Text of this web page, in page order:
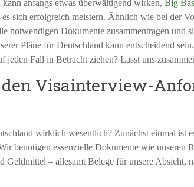
anfangs etwas überwältigend wirken, Big
sich erfolgreich meistern. Ähnlich wie bei der
notwendigen Dokumente zusammentragen und
Pläne für Deutschland kann entscheidend
jeden Fall in Betracht ziehen? Lasst uns
Visainterview-
wirklich wesentlich? Zunächst einmal ist
benötigen essenzielle Dokumente wie unseren
Geldmittel – allesamt Belege für unsere Absicht,